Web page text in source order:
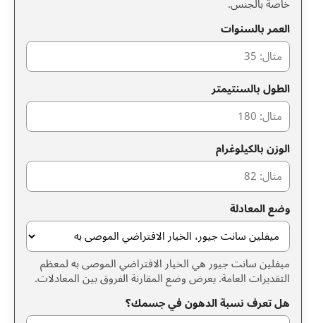
العمر بالسنوات
الطول بالسنتيمتر
الوزن بالكيلوغرام
وضع المعادلة
ميفلين سانت جيور هي الخيار الافتراضي الموصى به لمعظم
التقديرات العامة. يعرض وضع المقارنة الفروق بين المعادلات.
هل تعرف نسبة الدهون في جسمك؟